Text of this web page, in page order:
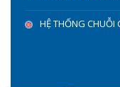
HỆ THỐNG CHUỖI